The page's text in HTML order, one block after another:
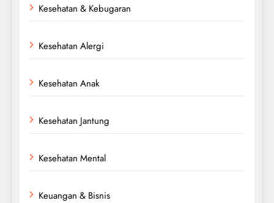
Kesehatan & Kebugaran
Kesehatan Alergi
Kesehatan Anak
Kesehatan Jantung
Kesehatan Mental
Keuangan & Bisnis